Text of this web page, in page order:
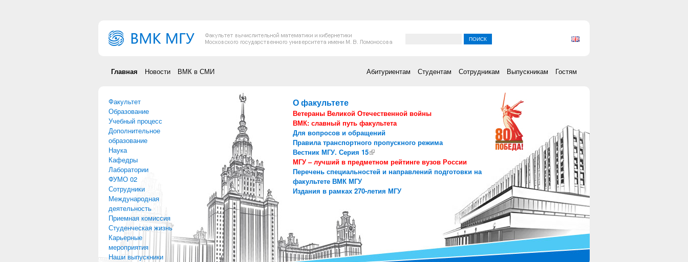
Главная Новости ВМК в СМИ Абитуриентам Студентам Сотрудникам Выпускникам Гостям
Факультет
Образование
Учебный процесс
Дополнительное
образование
Наука
Кафедры
Лаборатории
ФУМО 02
Сотрудники
Международная
деятельность
Приемная комиссия
Студенческая жизнь
Карьерные
мероприятия
Наши выпускники
О факультете
Ветераны Великой Отечественной войны
ВМК: славный путь факультета
Для вопросов и обращений
Правила транспортного пропускного режима
Вестник МГУ. Серия 15(внешняя ссылка)
МГУ – лучший в предметном рейтинге вузов России
Перечень специальностей и направлений подготовки на
факультете ВМК МГУ
Издания в рамках 270-летия МГУ